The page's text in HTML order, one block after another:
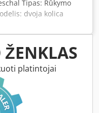
Tipas: Rūkymo
dvoja kolica
3000 mm Plotis: 1910
3N Galia: 48 kW
plienas
platintojai